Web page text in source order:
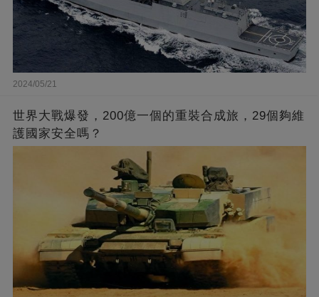
2024/05/21
世界大戰爆發，200億一個的重裝合成旅，29個夠維
護國家安全嗎？